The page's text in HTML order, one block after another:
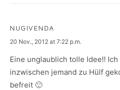
NUGIVENDA
says:
20 Nov., 2012 at 7:22 p.m.
Eine unglaublich tolle Idee!!
inzwischen jemand zu Hülf
befreit 🙂